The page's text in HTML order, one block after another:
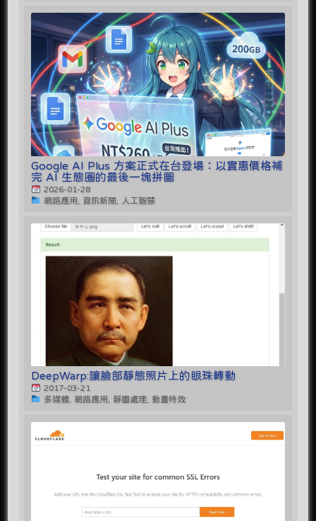
Google AI Plus 方案正式在台登場：以實惠價格補
完 AI 生態圈的最後一塊拼圖
2026-01-28
網路應用, 資訊新聞, 人工智慧
DeepWarp:讓臉部靜態照片上的眼珠轉動
2017-03-21
多媒體, 網路應用, 靜圖處理, 動畫特效